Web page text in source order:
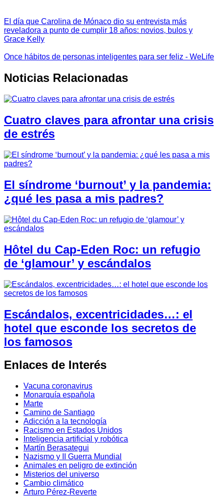
El día que Carolina de Mónaco dio su entrevista más
reveladora a punto de cumplir 18 años: novios, bulos y
Grace Kelly
Once hábitos de personas inteligentes para ser feliz - WeLife
Noticias Relacionadas
Cuatro claves para afrontar una crisis
de estrés
El síndrome ‘burnout’ y la pandemia:
¿qué les pasa a mis padres?
Hôtel du Cap-Eden Roc: un refugio
de ‘glamour’ y escándalos
Escándalos, excentricidades…: el
hotel que esconde los secretos de
los famosos
Enlaces de Interés
Vacuna coronavirus
Monarquía española
Marte
Camino de Santiago
Adicción a la tecnología
Racismo en Estados Unidos
Inteligencia artificial y robótica
Martín Berasategui
Nazismo y II Guerra Mundial
Animales en peligro de extinción
Misterios del universo
Cambio climático
Arturo Pérez-Reverte